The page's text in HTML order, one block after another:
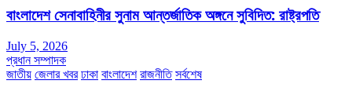
বাংলাদেশ সেনাবাহিনীর সুনাম আন্তর্জাতিক অঙ্গনে সুবিদিত: রাষ্ট্রপতি
July 5, 2026
প্রধান সম্পাদক
জাতীয় জেলার খবর ঢাকা বাংলাদেশ রাজনীতি সর্বশেষ